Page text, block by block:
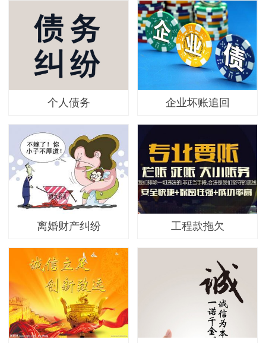
个人债务 企业坏账追回
离婚财产纠纷 工程款拖欠